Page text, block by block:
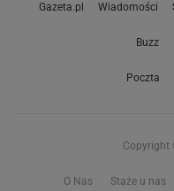
Gazeta.pl Wiadomości
Buzz
Poczta
Copyright
O Nas Staże u nas